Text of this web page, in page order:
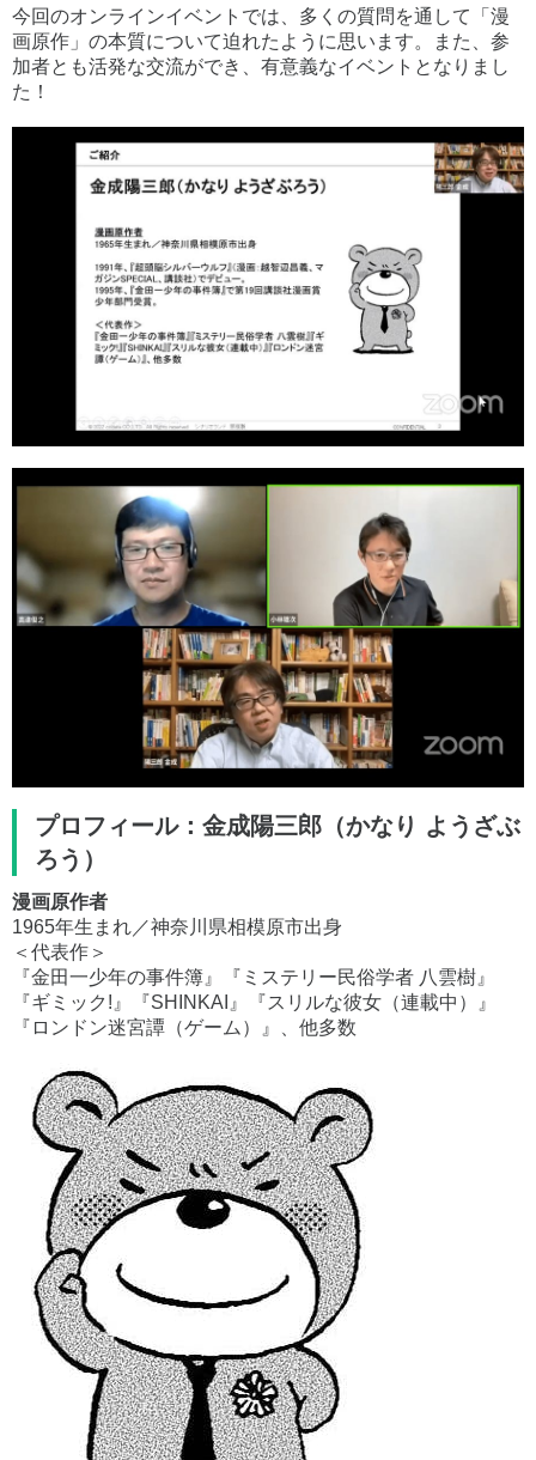
今回のオンラインイベントでは、多くの質問を通して「漫
画原作」の本質について迫れたように思います。また、参
加者とも活発な交流ができ、有意義なイベントとなりまし
た！
プロフィール：金成陽三郎（かなり ようざぶ
ろう）
漫画原作者
1965年生まれ／神奈川県相模原市出身
＜代表作＞
『金田一少年の事件簿』『ミステリー民俗学者 八雲樹』
『ギミック!』『SHINKAI』『スリルな彼女（連載中）』
『ロンドン迷宮譚（ゲーム）』、他多数